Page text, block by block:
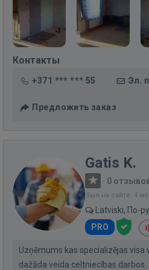
Контакты
+371 *** *** 55 Эл.
Предложить заказ
Gatis K.
· 0
Был на сайте: 4
Latviski, По-
PRO
Uzņēmums kas specializējas visa
dažāda veida celtniecības darbos.